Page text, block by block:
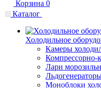
Корзина 0
Каталог
Холодильное
Камеры
Компрессорно-
Лари
Моноблоки